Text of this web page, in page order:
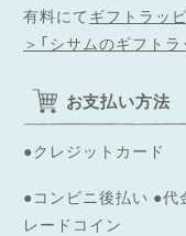
有料にて ギフトラッ
＞「シサムのギフト
お支払い方法
●クレジットカード
●コンビニ後払い ●
レードコイン